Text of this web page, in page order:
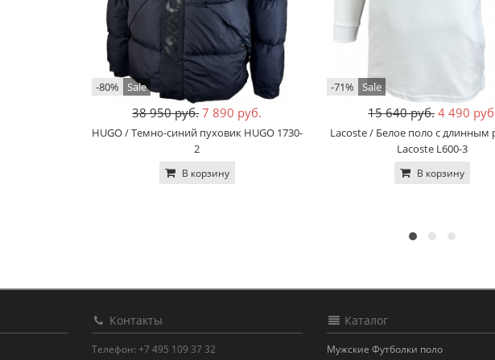
-80% Sale
38 950 руб. 7 890 руб.
HUGO / Темно-синий пуховик HUGO 1730-
2
В корзину
-71% Sale
15 640 руб. 4 490
Lacoste / Белое поло с длинным
Lacoste L600-3
В корзину
Контакты
Телефон: +7 495 109 37 32
Каталог
Мужские Футболки поло